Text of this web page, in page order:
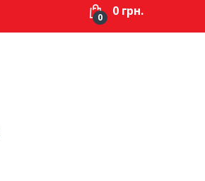
0 0 грн.